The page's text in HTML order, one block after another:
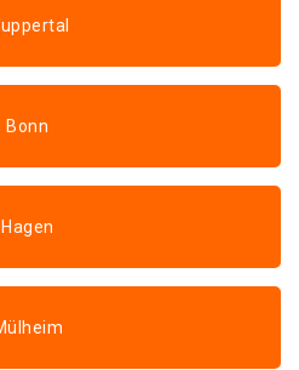
Bonn
Hagen